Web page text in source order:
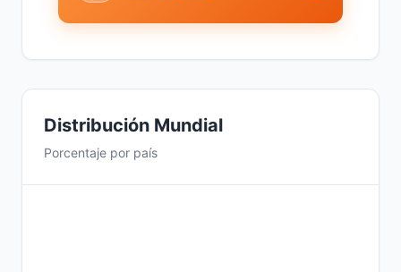
Distribución Mundial
Porcentaje por país